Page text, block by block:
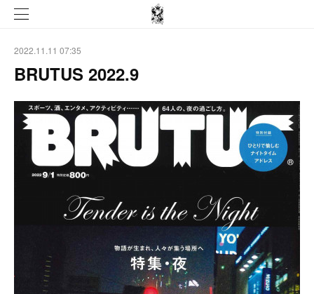
2022.11.11 07:35
BRUTUS 2022.9